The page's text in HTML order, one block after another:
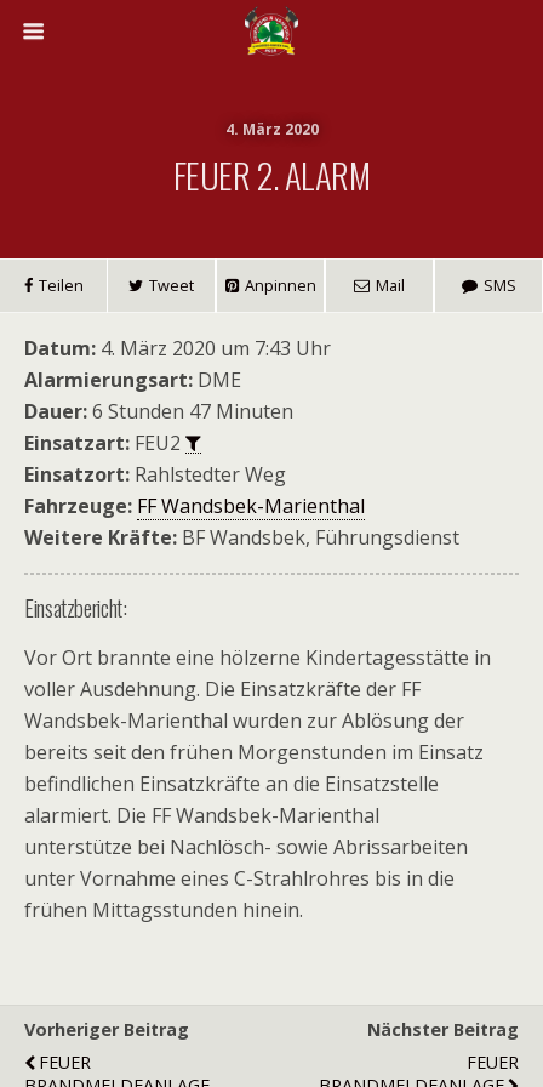
4. März 2020
FEUER 2. ALARM
Teilen Tweet Anpinnen Mail SMS
Datum: 4. März 2020 um 7:43 Uhr
Alarmierungsart: DME
Dauer:6 Stunden 47 Minuten
Einsatzart: FEU2
Einsatzort: Rahlstedter Weg
Fahrzeuge: FF Wandsbek-Marienthal
Weitere Kräfte: BF Wandsbek, Führungsdienst
Einsatzbericht:
Vor Ort brannte eine hölzerne Kindertagesstätte in
voller Ausdehnung. Die Einsatzkräfte der FF
Wandsbek-Marienthal wurden zur Ablösung der
bereits seit den frühen Morgenstunden im Einsatz
befindlichen Einsatzkräfte an die Einsatzstelle
alarmiert. Die FF Wandsbek-Marienthal
unterstütze bei Nachlösch- sowie Abrissarbeiten
unter Vornahme eines C-Strahlrohres bis in die
frühen Mittagsstunden hinein.
Vorheriger Beitrag
FEUER
Nächster Beitrag
FEUER